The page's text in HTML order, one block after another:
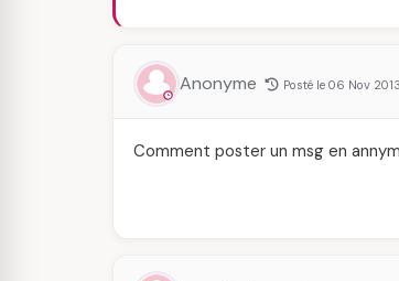
Anonyme Posté le 06 Nov
Comment poster un msg en